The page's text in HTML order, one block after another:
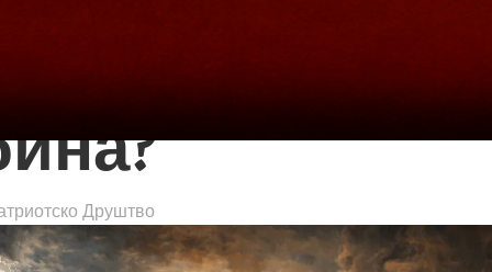
христијанска
Друштво